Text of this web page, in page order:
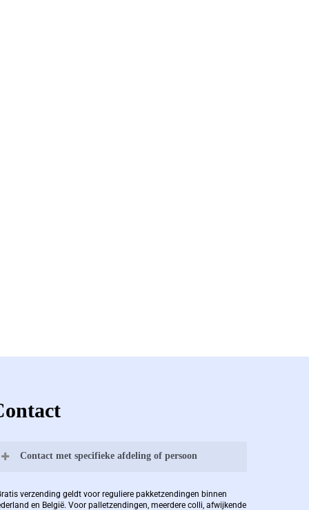
Contact met specifieke afdeling of persoon
Bernard Pauwels:
verzending geldt voor reguliere pakketzendingen binnen
en België. Voor palletzendingen, meerdere colli, afwijkende